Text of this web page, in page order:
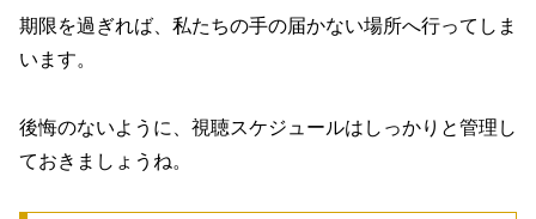
期限を過ぎれば、私たちの手の届かない場所へ行ってしま
います。
後悔のないように、視聴スケジュールはしっかりと管理し
ておきましょうね。